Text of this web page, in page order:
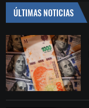
ÚLTIMAS NOTICIAS